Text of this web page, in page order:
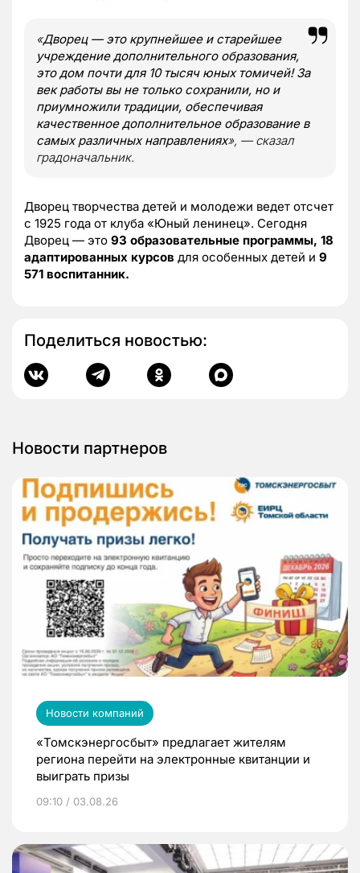
«Дворец — это крупнейшее и старейшее
учреждение дополнительного образования,
это дом почти для 10 тысяч юных томичей! За
век работы вы не только сохранили, но и
приумножили традиции, обеспечивая
качественное дополнительное образование в
самых различных направлениях», —сказал
градоначальник.
Дворец творчества детей и молодежи ведет отсчет
с 1925 года от клуба «Юный ленинец». Сегодня
Дворец — это 93 образовательные программы, 18
адаптированных курсов для особенных детей и 9
571 воспитанник.
Поделиться новостью:
Новости партнеров
Новости компаний
«Томскэнергосбыт» предлагает жителям
региона перейти на электронные квитанции и
выиграть призы
09:10 / 03.08.26